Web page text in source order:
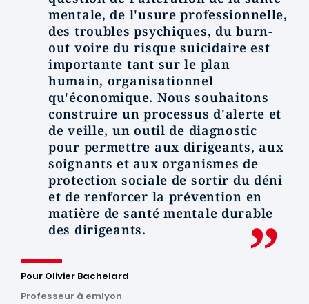
mentale, de l'usure professionnelle,
des troubles psychiques, du burn-
out voire du risque suicidaire est
importante tant sur le plan
humain, organisationnel
qu'économique. Nous souhaitons
construire un processus d'alerte et
de veille, un outil de diagnostic
pour permettre aux dirigeants, aux
soignants et aux organismes de
protection sociale de sortir du déni
et de renforcer la prévention en
matière de santé mentale durable
des dirigeants.
Pour Olivier Bachelard
Professeur à emlyon